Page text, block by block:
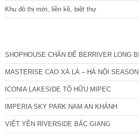
Khu đô thị mới, liền kề, biệt thự
SHOPHOUSE CHÂN ĐẾ BERRIVER LONG
MASTERISE CAO XÀ LÁ – HÀ NỘI
ICONIA LAKESIDE TỐ HỮU MIPEC
IMPERIA SKY PARK NAM AN KHÁNH
VIỆT YÊN RIVERSIDE BẮC GIANG